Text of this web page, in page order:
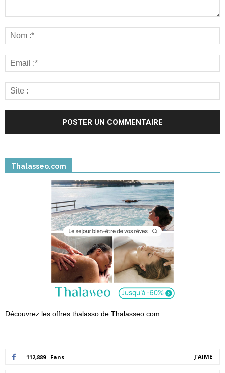
Thalasseo.com
Découvrez les offres thalasso de Thalasseo.com
112,889 Fans J'AIME